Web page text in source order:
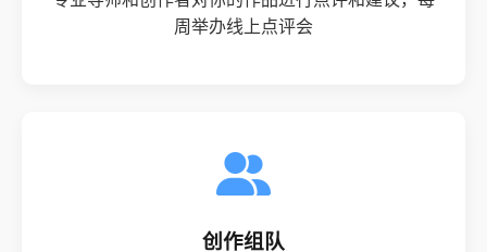
周举办线上点评会
创作组队